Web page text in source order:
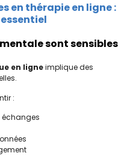
en thérapie en ligne :
sont sensibles
en ligneimplique des
: